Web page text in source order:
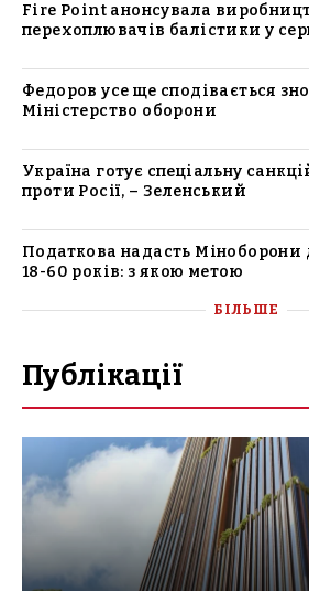
Fire Point анонсувала
перехоплювачів балістики у
Федоров усе ще сподівається
Міністерство оборони
Україна готує спеціальну
проти Росії, – Зеленський
Податкова надасть Міноборони
18-60 років: з якою метою
БІЛЬШЕ
Публікації